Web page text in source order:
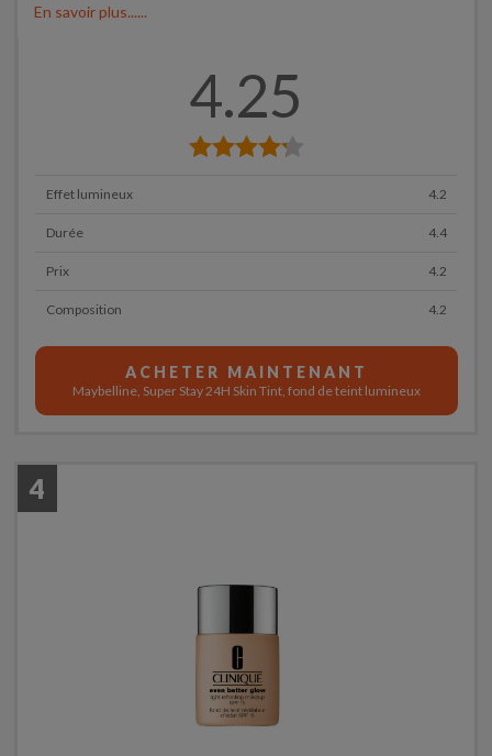
En savoir plus......
4.25
Effet lumineux 4.2
Durée 4.4
Prix 4.2
Composition 4.2
ACHETER MAINTENANT
Maybelline, Super Stay 24H Skin Tint, fond de teint lumineux
4